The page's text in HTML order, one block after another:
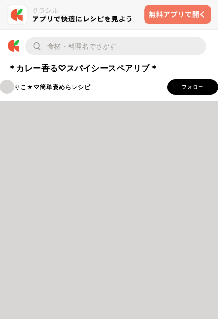
＊カレー香る♡スパイシースペアリブ＊
りこ★♡簡単褒めらレシピ フォロー